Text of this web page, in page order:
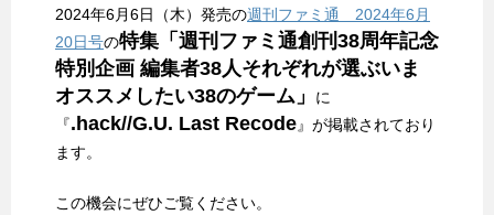
2024年6月6日（木）発売の週刊ファミ通 2024年6月
20日号の特集「週刊ファミ通創刊38周年記念
特別企画 編集者38人それぞれが選ぶいま
オススメしたい38のゲーム」
に
『.hack//G.U. Last Recode』が掲載されており
ます。
この機会にぜひご覧ください。